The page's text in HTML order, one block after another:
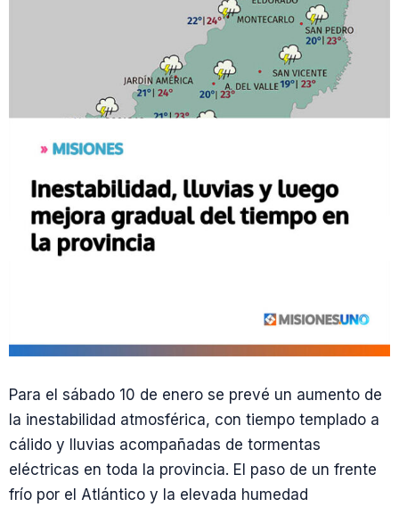
Para el sábado 10 de enero se prevé un aumento de
la inestabilidad atmosférica, con tiempo templado a
cálido y lluvias acompañadas de tormentas
eléctricas en toda la provincia. El paso de un frente
frío por el Atlántico y la elevada humedad